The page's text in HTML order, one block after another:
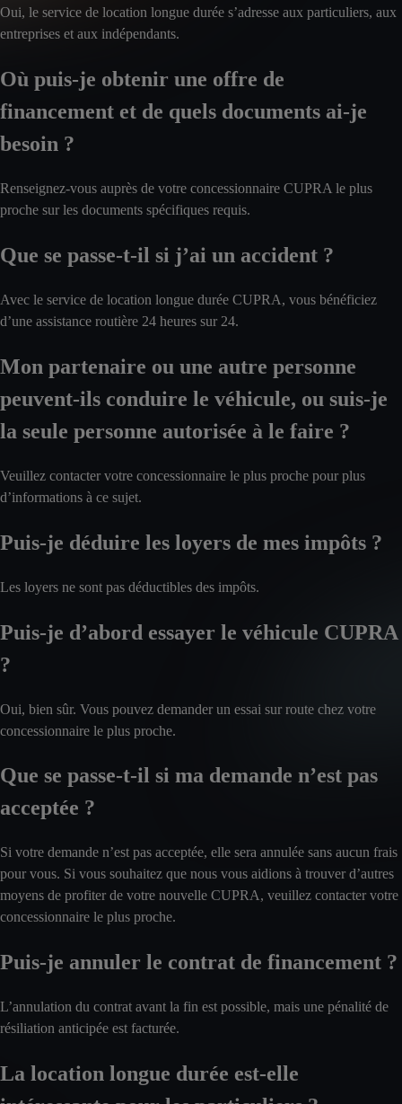
Oui, le service de location longue durée s’adresse aux particuliers, aux
entreprises et aux indépendants.
Où puis-je obtenir une offre de
financement et de quels documents ai-je
besoin ?
Renseignez-vous auprès de votre concessionnaire CUPRA le plus
proche sur les documents spécifiques requis.
Que se passe-t-il si j’ai un accident ?
Avec le service de location longue durée CUPRA, vous bénéficiez
d’une assistance routière 24 heures sur 24.
Mon partenaire ou une autre personne
peuvent-ils conduire le véhicule, ou suis-je
la seule personne autorisée à le faire ?
Veuillez contacter votre concessionnaire le plus proche pour plus
d’informations à ce sujet.
Puis-je déduire les loyers de mes impôts ?
Les loyers ne sont pas déductibles des impôts.
Puis-je d’abord essayer le véhicule CUPRA
?
Oui, bien sûr. Vous pouvez demander un essai sur route chez votre
concessionnaire le plus proche.
Que se passe-t-il si ma demande n’est pas
acceptée ?
Si votre demande n’est pas acceptée, elle sera annulée sans aucun frais
pour vous. Si vous souhaitez que nous vous aidions à trouver d’autres
moyens de profiter de votre nouvelle CUPRA, veuillez contacter votre
concessionnaire le plus proche.
Puis-je annuler le contrat de financement ?
L’annulation du contrat avant la fin est possible, mais une pénalité de
résiliation anticipée est facturée.
La location longue durée est-elle